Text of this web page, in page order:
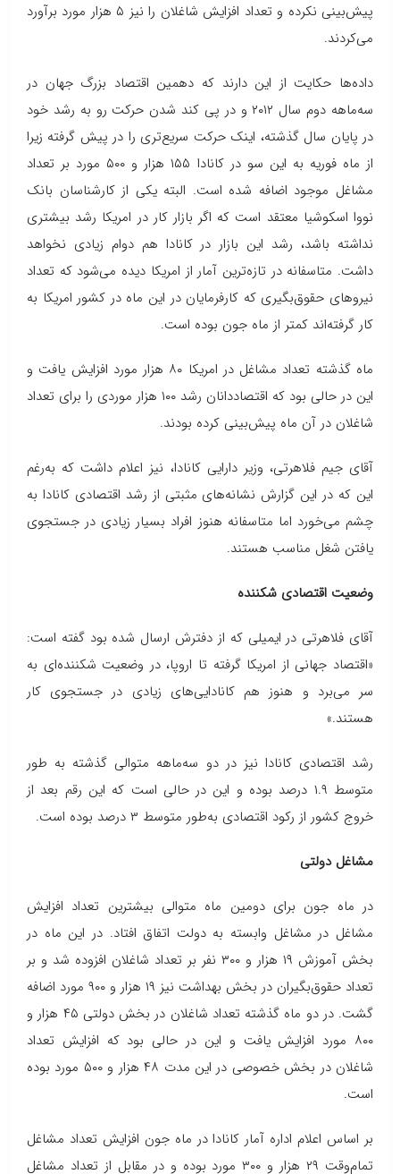
پیش‌بینی نکرده و تعداد افزایش شاغلان را نیز ۵ هزار مورد برآورد
می‌کردند.
داده‌ها حکایت از این دارند که دهمین اقتصاد بزرگ جهان در
سه‌ماهه دوم سال ۲۰۱۲ و در پی کند شدن حرکت رو به رشد خود
در پایان سال گذشته، اینک حرکت سریع‌تری را در پیش گرفته زیرا
از ماه فوریه به این سو در کانادا ۱۵۵ هزار و ۵۰۰ مورد بر تعداد
مشاغل موجود اضافه شده است. البته یکی از کارشناسان بانک
نووا اسکوشیا معتقد است که اگر بازار کار در امریکا رشد بیشتری
نداشته باشد، رشد این بازار در کانادا هم دوام زیادی نخواهد
داشت. متاسفانه در تازه‌ترین آمار از امریکا دیده می‌شود که تعداد
نیروهای حقوق‌بگیری که کارفرمایان در این ماه در کشور امریکا به
کار گرفته‌اند کمتر از ماه جون بوده است.
ماه گذشته تعداد مشاغل در امریکا ۸۰ هزار مورد افزایش یافت و
این در حالی بود که اقتصاددانان رشد ۱۰۰ هزار موردی را برای تعداد
شاغلان در آن ماه پیش‌بینی کرده بودند.
آقای جیم فلاهرتی، وزیر دارایی کانادا، نیز اعلام داشت که به‌رغم
این که در این گزارش نشانه‌های مثبتی از رشد اقتصادی کانادا به
چشم می‌خورد اما متاسفانه هنوز افراد بسیار زیادی در جستجوی
یافتن شغل مناسب هستند.
وضعیت اقتصادی شکننده
آقای فلاهرتی در ایمیلی که از دفترش ارسال شده بود گفته است:
«اقتصاد جهانی از امریکا گرفته تا اروپا، در وضعیت شکننده‌ای به
سر می‌برد و هنوز هم کانادایی‌های زیادی در جستجوی کار
هستند.»
رشد اقتصادی کانادا نیز در دو سه‌ماهه متوالی گذشته به طور
متوسط ۱.۹ درصد بوده و این در حالی است که این رقم بعد از
خروج کشور از رکود اقتصادی به‌طور متوسط ۳ درصد بوده است.
مشاغل دولتی
در ماه جون برای دومین ماه متوالی بیشترین تعداد افزایش
مشاغل در مشاغل وابسته به دولت اتفاق افتاد. در این ماه در
بخش آموزش ۱۹ هزار و ۳۰۰ نفر بر تعداد شاغلان افزوده شد و بر
تعداد حقوق‌بگیران در بخش بهداشت نیز ۱۹ هزار و ۹۰۰ مورد اضافه
گشت. در دو ماه گذشته تعداد شاغلان در بخش دولتی ۴۵ هزار و
۸۰۰ مورد افزایش یافت و این در حالی بود که افزایش تعداد
شاغلان در بخش خصوصی در این مدت ۴۸ هزار و ۵۰۰ مورد بوده
است.
بر اساس اعلام اداره آمار کانادا در ماه جون افزایش تعداد مشاغل
تمام‌وقت ۲۹ هزار و ۳۰۰ مورد بوده و در مقابل از تعداد مشاغل